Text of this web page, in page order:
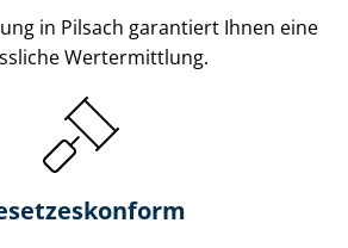
in Pilsach garantiert Ihnen eine
Wertermittlung.